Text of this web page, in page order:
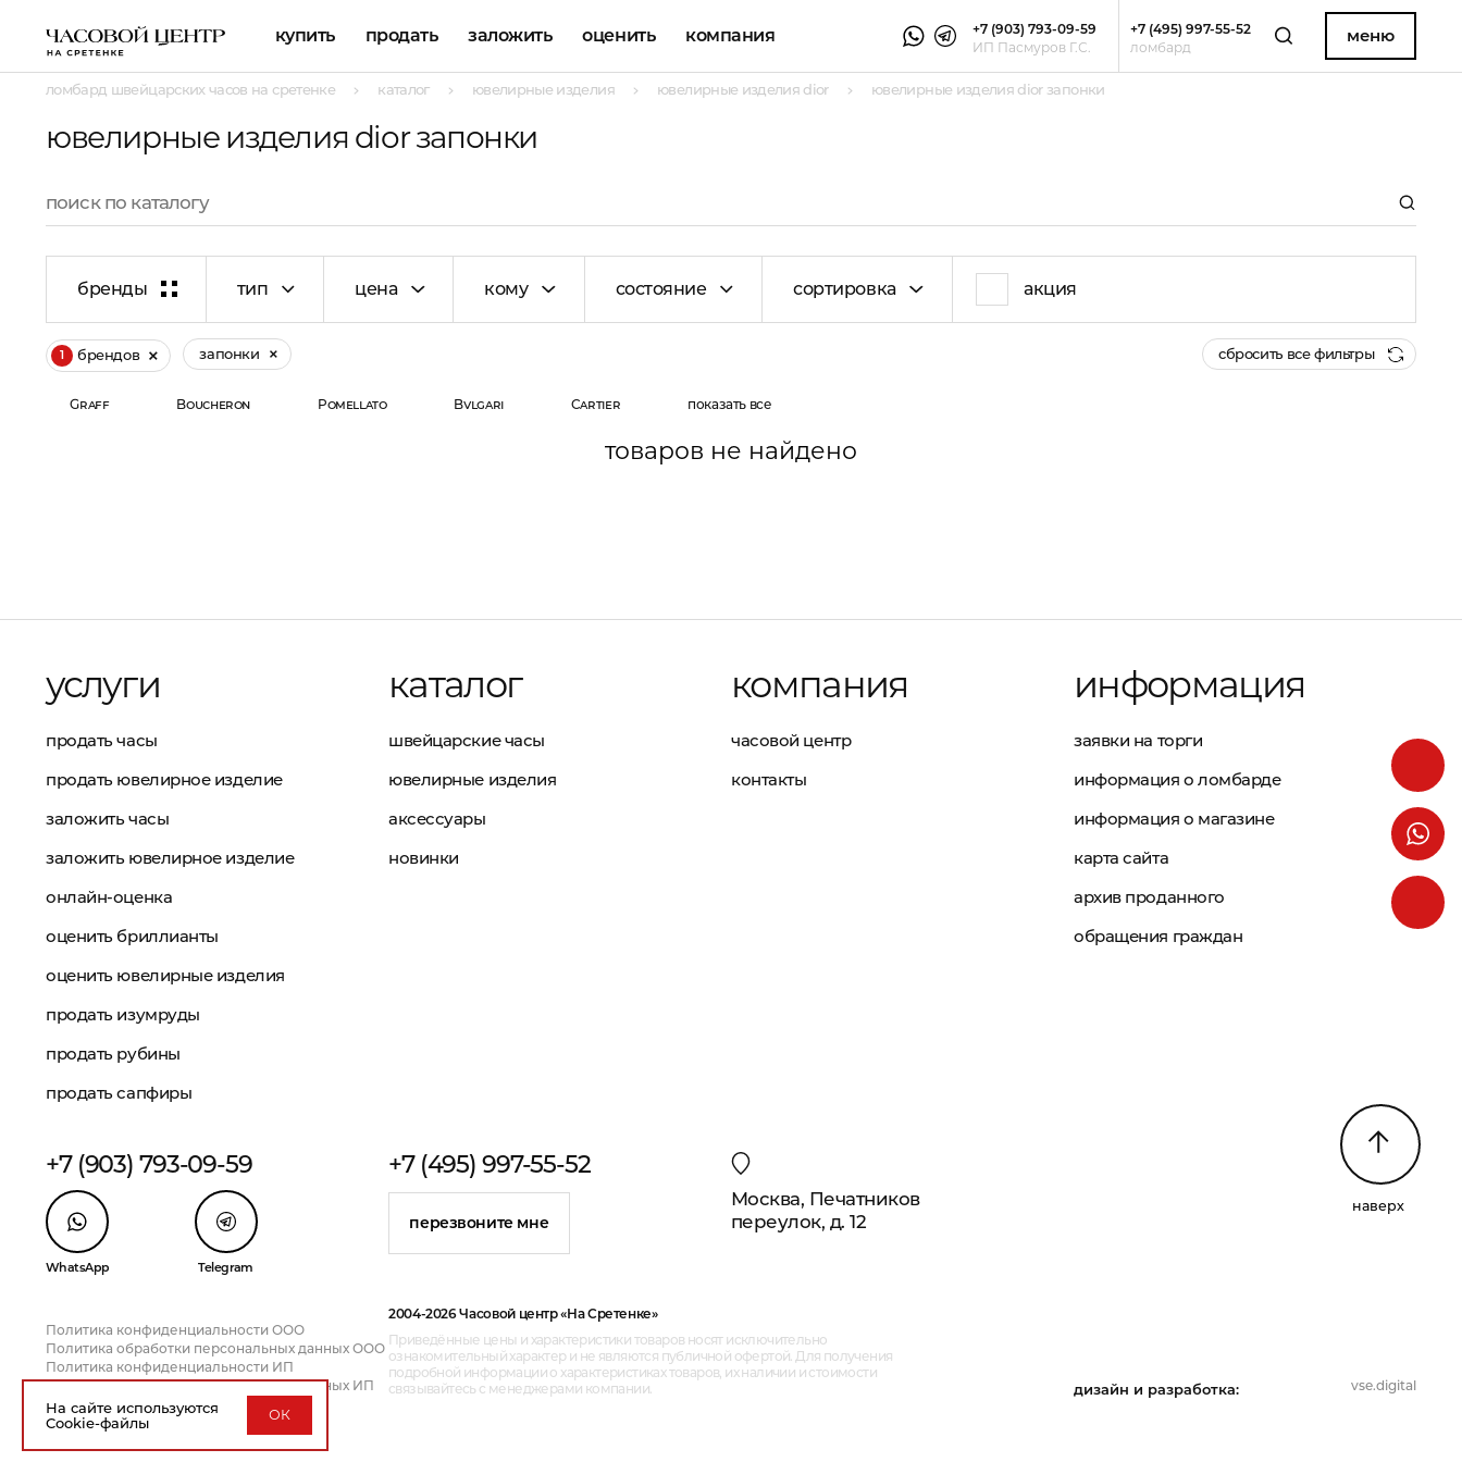
купить продать заложить оценить компания
+7 (903) 793-09-59
ИП Пасмуров Г.С.
+7 (495) 997-55-52
ломбард
меню
ломбард швейцарских часов на сретенке каталог ювелирные изделия ювелирные изделия dior ювелирные изделия dior запонки
ювелирные изделия dior запонки
бренды тип цена кому состояние сортировка акция
1 брендов запонки сбросить все фильтры
Graff Boucheron Pomellato Bvlgari Cartier показать все
товаров не найдено
услуги
продать часы
продать ювелирное изделие
заложить часы
заложить ювелирное изделие
онлайн-оценка
оценить бриллианты
оценить ювелирные изделия
продать изумруды
продать рубины
продать сапфиры
каталог
швейцарские часы
ювелирные изделия
аксессуары
новинки
компания
часовой центр
контакты
информация
заявки на торги
информация о ломбарде
информация о магазине
карта сайта
архив проданного
обращения граждан
+7 (903) 793-09-59
WhatsApp Telegram
+7 (495) 997-55-52
перезвоните мне
Москва, Печатников
переулок, д. 12
наверх
Политика конфиденциальности ООО
Политика обработки персональных данных ООО
Политика конфиденциальности ИП
Политика обработки персональных данных ИП
2004-2026 Часовой центр «На Сретенке»
Приведённые цены и характеристики товаров носят исключительно
ознакомительный характер и не являются публичной офертой. Для получения
подробной информации о характеристиках товаров, их наличии и стоимости
связывайтесь с менеджерами компании.
дизайн и разработка: vse.digital
На сайте используются
Cookie-файлы
ОК